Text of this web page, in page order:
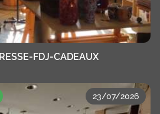
FDJ-CADEAUX
23/07/2026